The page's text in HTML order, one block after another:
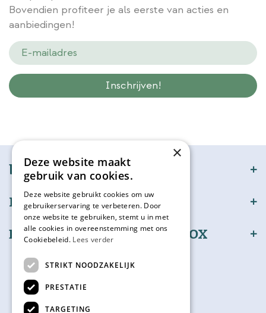
Bovendien profiteer je als eerste van acties en
aanbiedingen!
bijSTOX
Klantenservice
Bestel en betaal veilig bijSTOX
Volg ons
×
Deze website maakt
gebruik van cookies.
Deze website gebruikt cookies om uw
gebruikerservaring te verbeteren. Door
onze website te gebruiken, stemt u in met
alle cookies in overeenstemming met ons
Cookiebeleid. Lees verder
STRIKT NOODZAKELIJK
PRESTATIE
TARGETING